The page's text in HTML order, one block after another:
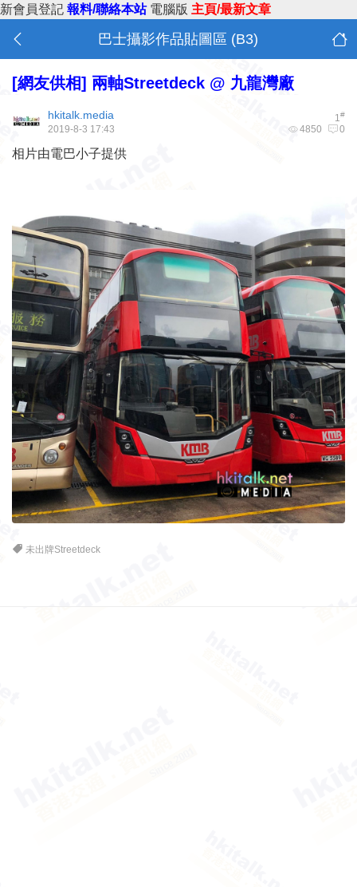
新會員登記 報料/聯絡本站 電腦版 主頁/最新文章
巴士攝影作品貼圖區 (B3)
[網友供相] 兩軸Streetdeck @ 九龍灣廠
1#
hkitalk.media
4850 0
2019-8-3 17:43
相片由電巴小子提供
未出牌Streetdeck